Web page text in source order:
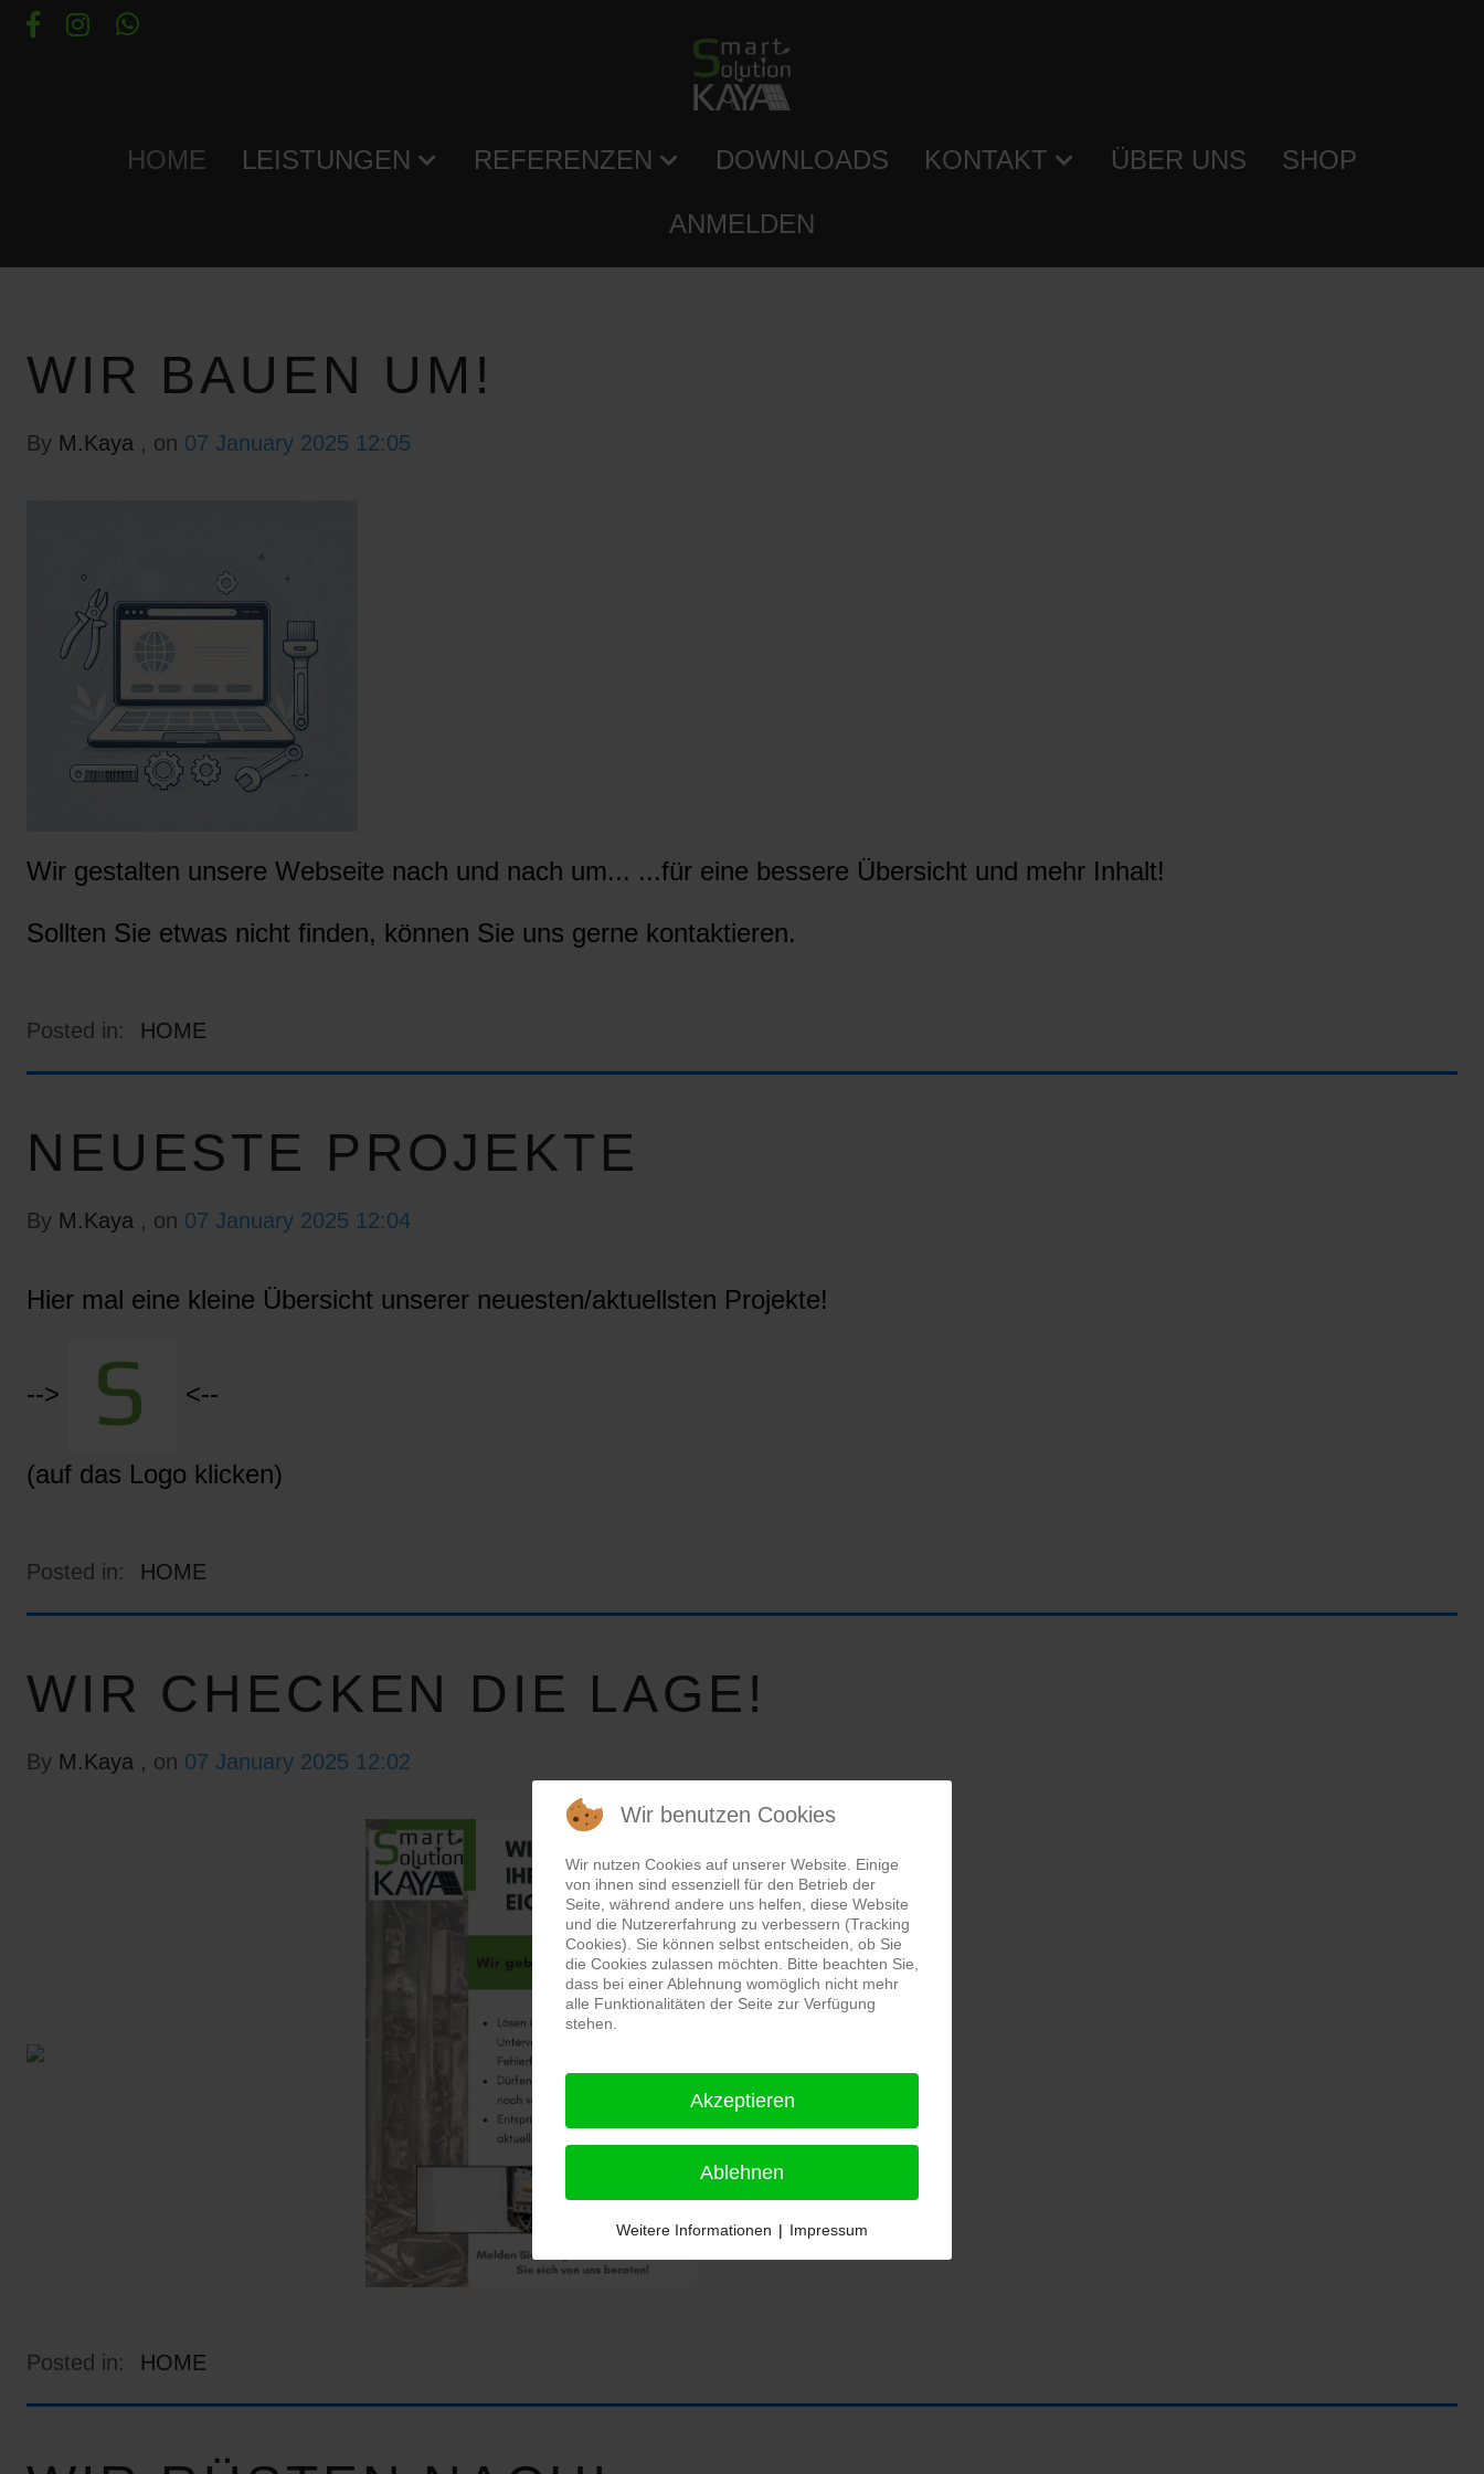
HOME LEISTUNGEN REFERENZEN DOWNLOADS KONTAKT ÜBER UNS SHOP
ANMELDEN
WIR BAUEN UM!
By M.Kaya , on 07 January 2025 12:05
Wir gestalten unsere Webseite nach und nach um... ...für eine bessere Übersicht und mehr Inhalt!
Sollten Sie etwas nicht finden, können Sie uns gerne kontaktieren.
Posted in: HOME
NEUESTE PROJEKTE
By M.Kaya , on 07 January 2025 12:04
Hier mal eine kleine Übersicht unserer neuesten/aktuellsten Projekte!
--> <--
(auf das Logo klicken)
Posted in: HOME
WIR CHECKEN DIE LAGE!
By M.Kaya , on 07 January 2025 12:02
Posted in: HOME
Wir benutzen Cookies
Wir nutzen Cookies auf unserer Website. Einige
von ihnen sind essenziell für den Betrieb der
Seite, während andere uns helfen, diese Website
und die Nutzererfahrung zu verbessern (Tracking
Cookies). Sie können selbst entscheiden, ob Sie
die Cookies zulassen möchten. Bitte beachten Sie,
dass bei einer Ablehnung womöglich nicht mehr
alle Funktionalitäten der Seite zur Verfügung
stehen.
Akzeptieren
Ablehnen
Weitere Informationen | Impressum